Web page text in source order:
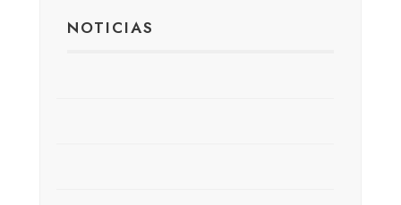
NOTICIAS